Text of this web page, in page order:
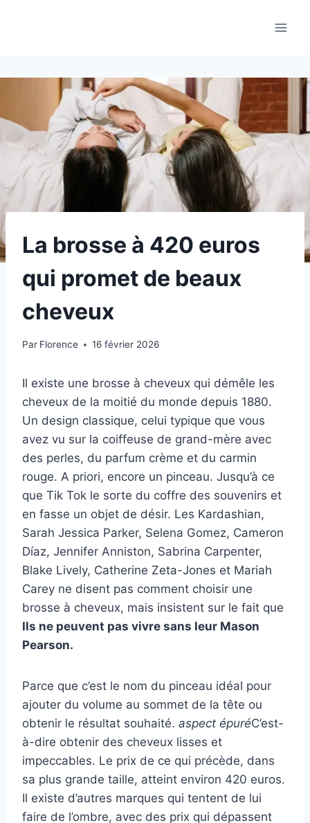
La brosse à 420 euros
qui promet de beaux
cheveux
Par Florence 16 février 2026
Il existe une brosse à cheveux qui démêle les
cheveux de la moitié du monde depuis 1880.
Un design classique, celui typique que vous
avez vu sur la coiffeuse de grand-mère avec
des perles, du parfum crème et du carmin
rouge. A priori, encore un pinceau. Jusqu’à ce
que Tik Tok le sorte du coffre des souvenirs et
en fasse un objet de désir. Les Kardashian,
Sarah Jessica Parker, Selena Gomez, Cameron
Díaz, Jennifer Anniston, Sabrina Carpenter,
Blake Lively, Catherine Zeta-Jones et Mariah
Carey ne disent pas comment choisir une
brosse à cheveux, mais insistent sur le fait que
Ils ne peuvent pas vivre sans leur Mason
Pearson.
Parce que c’est le nom du pinceau idéal pour
ajouter du volume au sommet de la tête ou
obtenir le résultat souhaité. aspect épuréC’est-
à-dire obtenir des cheveux lisses et
impeccables. Le prix de ce qui précède, dans
sa plus grande taille, atteint environ 420 euros.
Il existe d’autres marques qui tentent de lui
faire de l’ombre, avec des prix qui dépassent